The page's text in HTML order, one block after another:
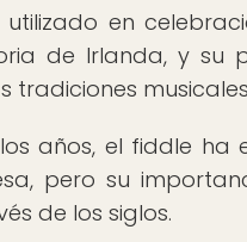
en
de Irlanda, y su
tradiciones
años, el fiddle
pero su
de los siglos.